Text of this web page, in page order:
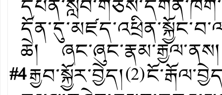
ཆེ། ཞང་ཞུང་རྣམ་རྒྱལ་ནས།
#4རྒྱབ་སྐྱོར་བྱེད།(2)